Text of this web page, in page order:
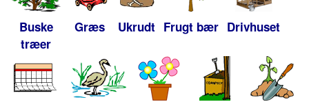
Buske
træer
Græs Ukrudt Frugt bær Drivhuset